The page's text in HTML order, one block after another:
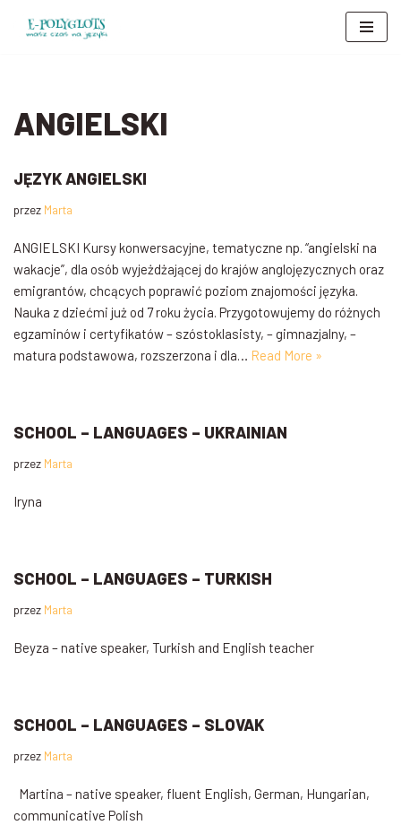
ANGIELSKI
JĘZYK ANGIELSKI
przez Marta
ANGIELSKI Kursy konwersacyjne, tematyczne np. “angielski na
wakacje”, dla osób wyjeżdżającej do krajów anglojęzycznych oraz
emigrantów, chcących poprawić poziom znajomości języka.
Nauka z dziećmi już od 7 roku życia. Przygotowujemy do różnych
egzaminów i certyfikatów – szóstoklasisty, – gimnazjalny, –
matura podstawowa, rozszerzona i dla… Read More »
SCHOOL – LANGUAGES – UKRAINIAN
przez Marta
Iryna
SCHOOL – LANGUAGES – TURKISH
przez Marta
Beyza – native speaker, Turkish and English teacher
SCHOOL – LANGUAGES – SLOVAK
przez Marta
Martina – native speaker, fluent English, German, Hungarian,
communicative Polish